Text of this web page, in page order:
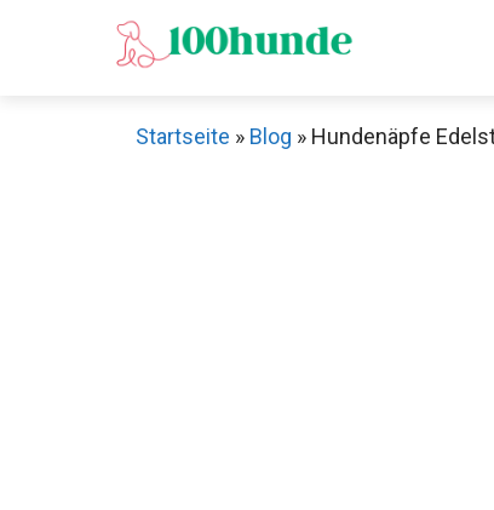
Startseite » Blog » Hundenäpfe